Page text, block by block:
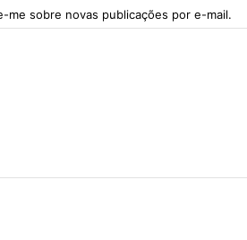
me sobre novas publicações por e-mail.